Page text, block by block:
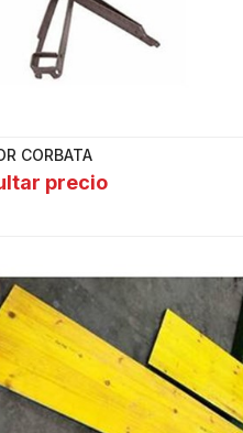
CORBATA
precio